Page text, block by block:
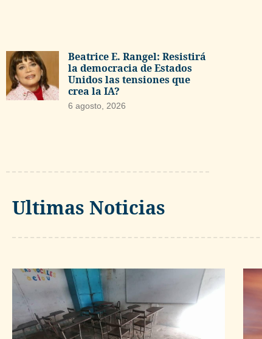
Beatrice E. Rangel: Resistirá
la democracia de Estados
Unidos las tensiones que
crea la IA?
6 agosto, 2026
Ultimas Noticias